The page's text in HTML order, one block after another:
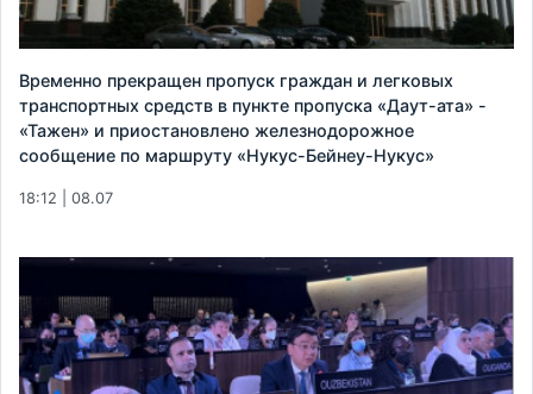
Временно прекращен пропуск граждан и легковых
транспортных средств в пункте пропуска «Даут-ата» -
«Тажен» и приостановлено железнодорожное
сообщение по маршруту «Нукус-Бейнеу-Нукус»
18:12 | 08.07